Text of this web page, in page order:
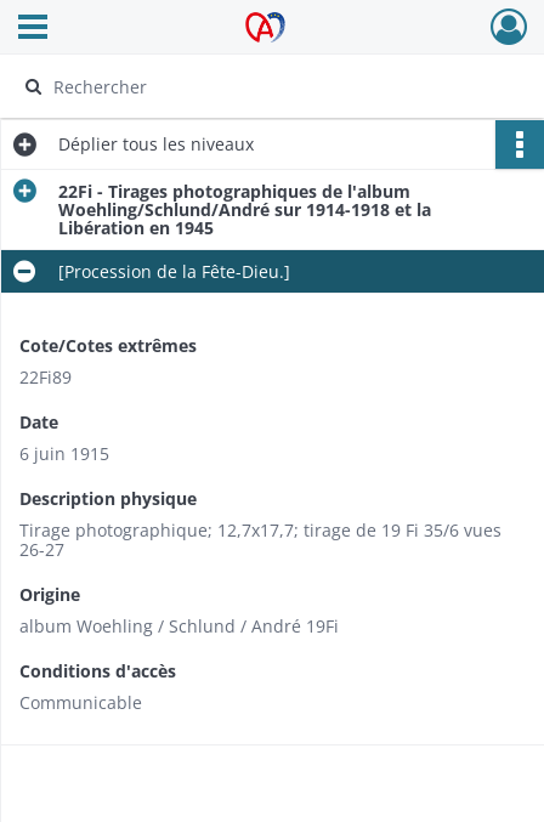
Archives Alsace - Colmar
Ouvrir le menu déroulant
Déplier tous les niveaux
22Fi - Tirages photographiques de l'album
Woehling/Schlund/André sur 1914-1918 et la
Libération en 1945
[Procession de la Fête-Dieu.]
Cote/Cotes extrêmes
22Fi89
Date
6 juin 1915
Description physique
Tirage photographique; 12,7x17,7; tirage de 19 Fi 35/6 vues
26-27
Origine
album Woehling / Schlund / André 19Fi
Conditions d'accès
Communicable